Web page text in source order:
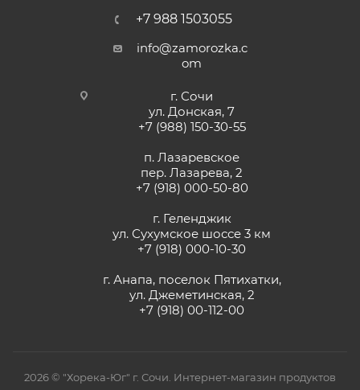
+7 988 1503055
info@zamorozka.c
om
г. Сочи
ул. Донская, 7
+7 (988) 150-30-55
п. Лазаревское
пер. Лазарева, 2
+7 (918) 000-50-80
г. Геленджик
ул. Сухумское шоссе 3 км
+7 (918) 000-10-30
г. Анапа, поселок Пятихатки,
ул. Джеметинская, 2
+7 (918) 00-112-00
2026 © "Хорека-Юг" г. Сочи. Интернет-магазин продуктов